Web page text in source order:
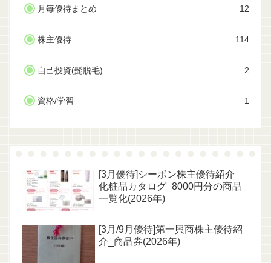
月毎優待まとめ 12
株主優待 114
自己投資(髭脱毛) 2
資格/学習 1
[3月優待]シーボン株主優待紹介_
化粧品カタログ_8000円分の商品
一覧化(2026年)
[3月/9月優待]第一興商株主優待紹
介_商品券(2026年)